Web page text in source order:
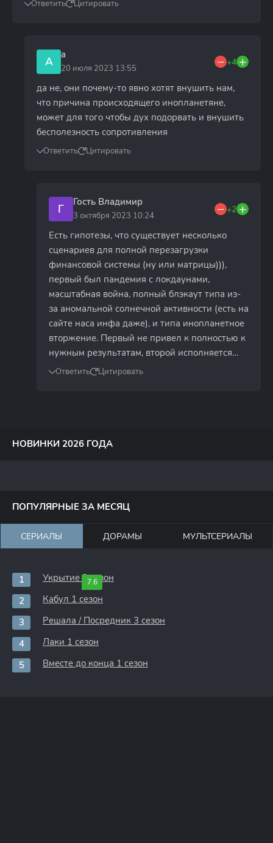
Ответить Цитировать
A a
20 июля 2023 13:55
+4
да не, они почему-то явно хотят внушить нам,
что причина происходящего инопланетяне,
может для того чтобы дух подорвать и внушить
бесполезность сопротивления
Ответить Цитировать
Г Гость Владимир
3 октября 2023 10:24
+2
Есть гипотезы, что существует несколько
сценариев для полной перезагрузки
финансовой системы (ну или матрицы))),
первый был пандемия с локдаунами,
масштабная война, полный блэкаут типа из-
за аномальной солнечной активности (есть на
сайте наса инфа даже), и типа инопланетное
вторжение. Первый не привел к полностью к
нужным результатам, второй исполняется…
Ответить Цитировать
НОВИНКИ 2026 ГОДА
ПОПУЛЯРНЫЕ ЗА МЕСЯЦ
СЕРИАЛЫ ДОРАМЫ МУЛЬТСЕРИАЛЫ
7.6
Укрытие 3 сезон
Кабул 1 сезон
Решала / Посредник 3 сезон
Лаки 1 сезон
Вместе до конца 1 сезон